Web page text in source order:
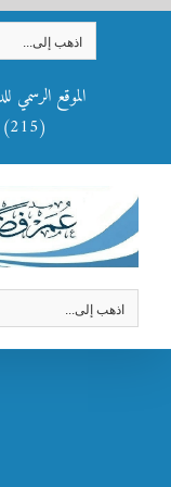
اذهب إلى...
(215) +1
اذهب إلى...